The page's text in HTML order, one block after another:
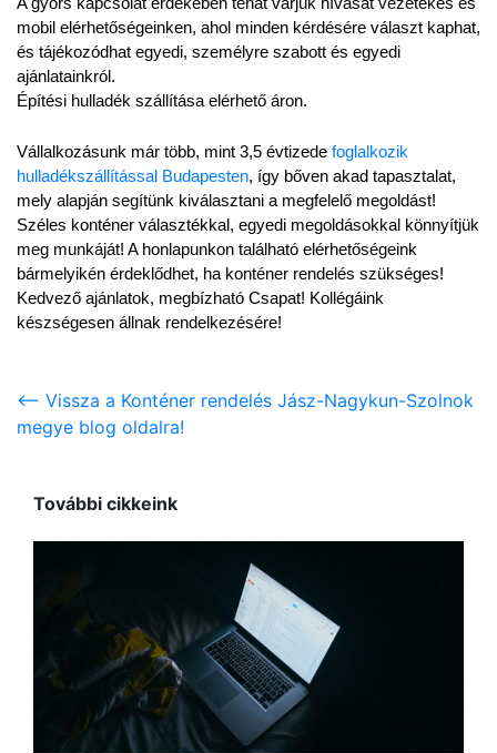
mobil elérhetőségeinken, ahol minden kérdésére választ kaphat,
és tájékozódhat egyedi, személyre szabott és egyedi
ajánlatainkról.
Építési hulladék szállítása elérhető áron.
Vállalkozásunk már több, mint 3,5 évtizede foglalkozik
hulladékszállítással Budapesten, így bőven akad tapasztalat,
mely alapján segítünk kiválasztani a megfelelő megoldást!
Széles konténer választékkal, egyedi megoldásokkal könnyítjük
meg munkáját! A honlapunkon található elérhetőségeink
bármelyikén érdeklődhet, ha konténer rendelés szükséges!
Kedvező ajánlatok, megbízható Csapat! Kollégáink
készségesen állnak rendelkezésére!
<-- Vissza a Konténer rendelés Jász-Nagykun-Szolnok
megye blog oldalra!
További cikkeink